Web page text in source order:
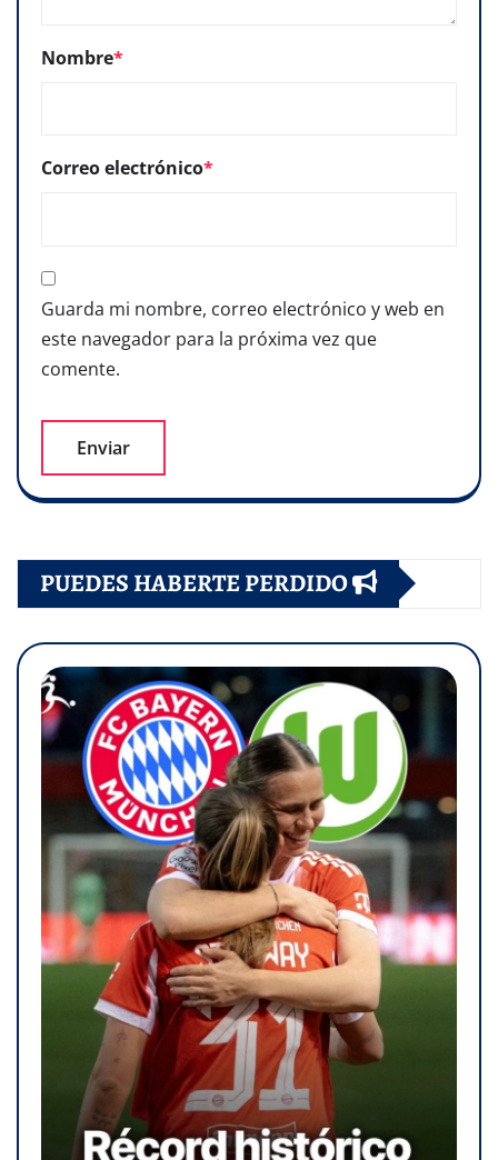
Nombre*
Correo electrónico*
Guarda mi nombre, correo electrónico y web en
este navegador para la próxima vez que
comente.
PUEDES HABERTE PERDIDO